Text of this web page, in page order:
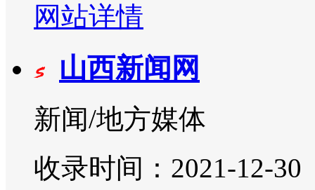
网站详情
山西新闻网
新闻/地方媒体
收录时间：2021-12-30